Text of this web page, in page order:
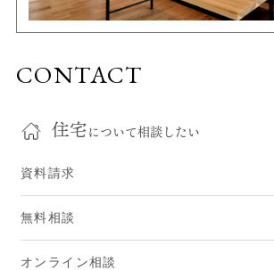
CONTACT
住宅について相談したい
資料請求
無料相談
オンライン相談